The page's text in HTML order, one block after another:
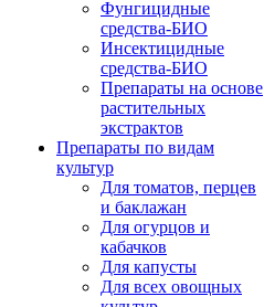
Фунгицидные
средства-БИО
Инсектицидные
средства-БИО
Препараты на основе
растительных
экстрактов
Препараты по видам
культур
Для томатов, перцев
и баклажан
Для огурцов и
кабачков
Для капусты
Для всех овощных